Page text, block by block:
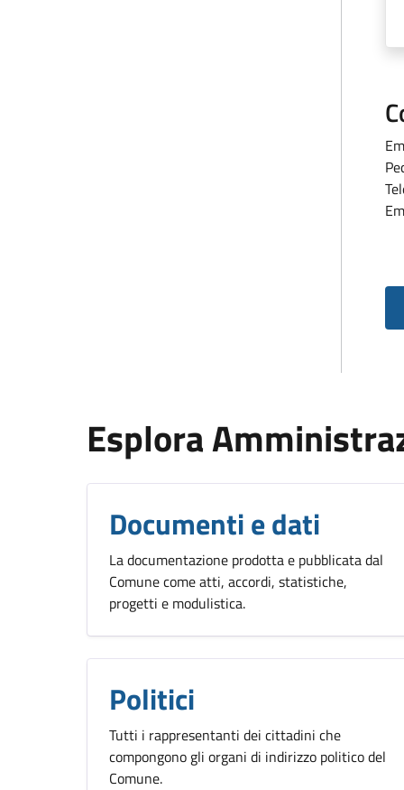
Esplora
Documenti e dati
La documentazione prodotta e pubblicata dal
Comune come atti, accordi, statistiche,
progetti e modulistica.
Politici
Tutti i rappresentanti dei cittadini che
compongono gli organi di indirizzo politico del
Comune.